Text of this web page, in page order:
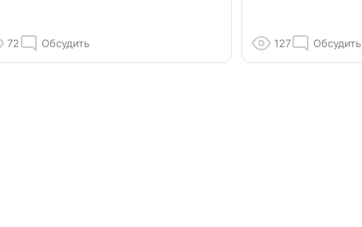
72 Обсудить 127 Обсудить